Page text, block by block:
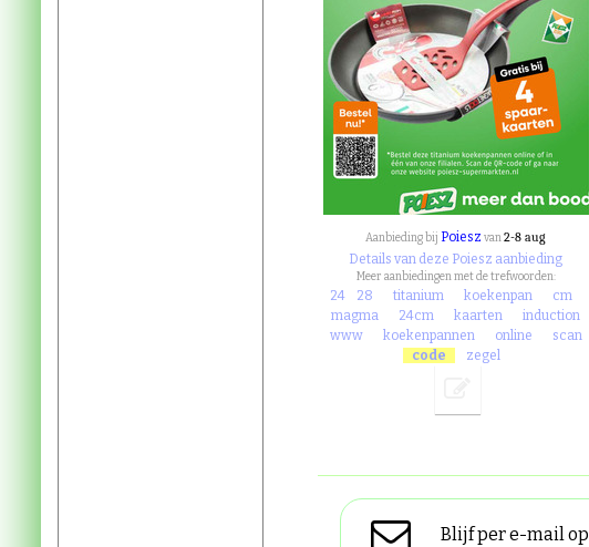
Aanbieding bij Poiesz van2-8 aug
Details van deze Poiesz aanbieding
Meer aanbiedingen met de trefwoorden:
24 28 titanium koekenpan
cm
magma
24cm kaarten
induction
www
koekenpannen online
scan
code
zegel
Blijf per e-mail